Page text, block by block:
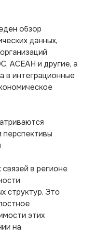
обзор
данных,
АСЕАН и другие, а
в интеграционные
в регионе
структур. Это
этих
на